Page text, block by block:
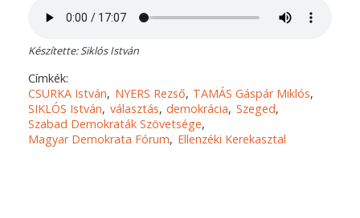
Készítette: Siklós István
Címkék:
CSURKA István
NYERS Rezső TAMÁS Gáspár Miklós
SIKLÓS István választás demokrácia Szeged
Szabad Demokraták Szövetsége
Magyar Demokrata Fórum
Ellenzéki Kerekasztal